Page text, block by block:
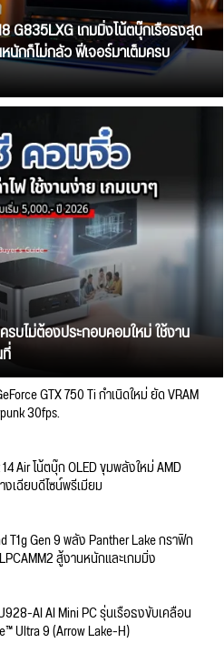
G835LXG เกมมิ่งโน้ตบุ๊กเรือธงสุด
กก็ไม่กลัว ฟีเจอร์มาเต็มครบ
บไม่ต้องประกอบคอมใหม่ ใช้งาน
GTX 750 Ti กำเนิดใหม่ ยัด VRAM
30fps.
Air โน้ตบุ๊ก OLED ขุมพลังใหม่ AMD
งเฉียบดีไซน์พรีเมียม
T1g Gen 9 พลัง Panther Lake กราฟิก
สู้งานหนักและเกมมิ่ง
AI AI Mini PC รุ่นเรือธงขับเคลื่อน
Ultra 9 (Arrow Lake-H)